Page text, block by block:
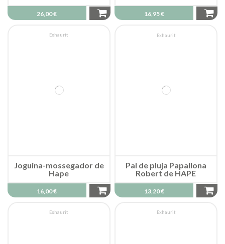
26,00 € 16,95 €
Exhaurit
Joguina-mossegador de
Hape
16,00 €
Exhaurit
Pal de pluja Papallona
Robert de HAPE
13,20 €
Exhaurit Exhaurit